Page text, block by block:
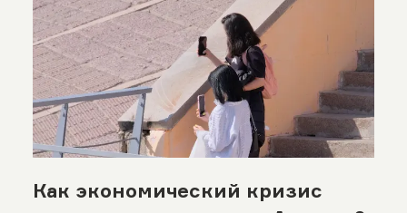
Как экономический кризис